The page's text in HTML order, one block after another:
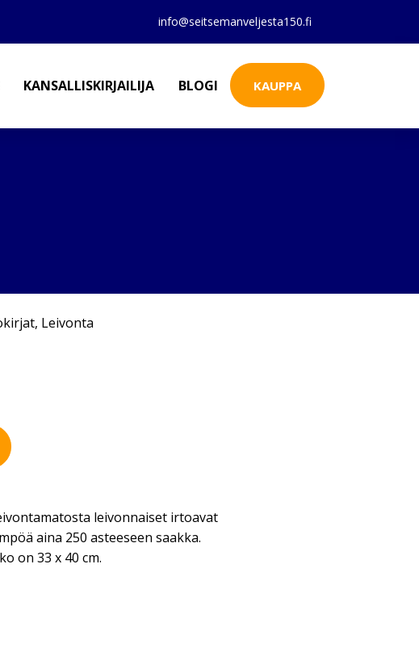
info@seitsemanveljesta150.fi
KANSALLISKIRJAILIJA BLOGI KAUPPA
, Leivonta
leivonnaiset irtoavat
aina 250 asteeseen saakka.
on 33 x 40 cm.